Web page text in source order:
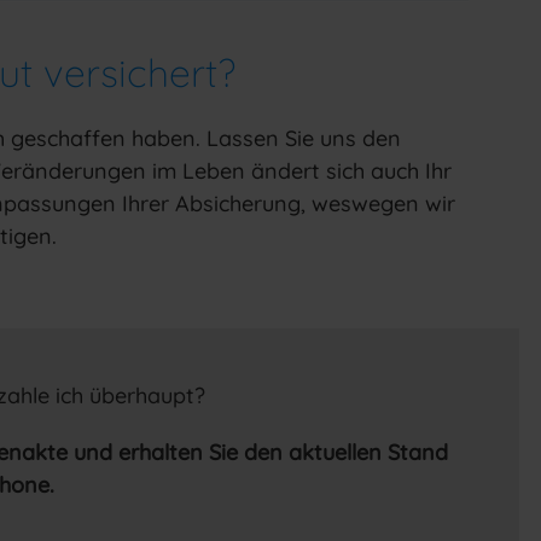
versichert?
haben. Lassen Sie uns den
im Leben ändert sich auch Ihr
Ihrer Absicherung, weswegen wir
ich überhaupt?
und erhalten Sie den aktuellen Stand